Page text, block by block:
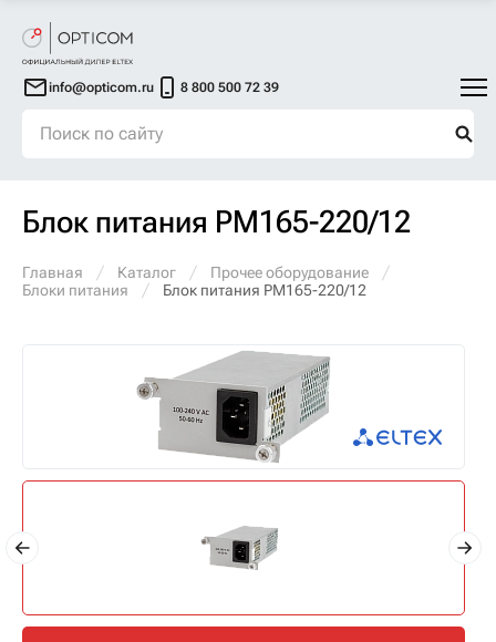
info@opticom.ru 8 800 500 72 39
Блок питания PM165-220/12
Главная Каталог
Прочее оборудование
Блоки питания
Блок питания PM165-220/12